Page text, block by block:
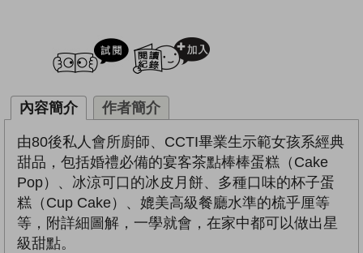
試閲
內容簡介 作者簡介
由80後私人會所廚師、CCTI畢業生示範女孩系經典
甜品，包括婚禮必備的宴客茶點棒棒蛋糕（Cake
Pop）、冰涼可口的冰皮月餅、多種口味的杯子蛋
糕（Cup Cake）、媲美高級餐廳水準的梳乎厘等
等，附詳細圖解，一學就會，在家中都可以做出星
級甜點。